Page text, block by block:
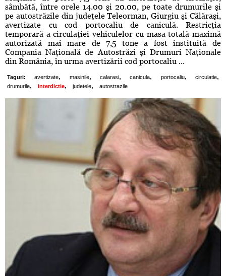
sâmbătă, între orele 14.00 şi 20.00, pe toate drumurile şi
pe autostrăzile din judeţele Teleorman, Giurgiu şi Călăraşi,
avertizate cu cod portocaliu de caniculă. Restricţia
temporară a circulaţiei vehiculelor cu masa totală maximă
autorizată mai mare de 7,5 tone a fost instituită de
Compania Naţională de Autostrăzi şi Drumuri Naţionale
din România, în urma avertizării cod portocaliu ...
Taguri: avertizate, masinile, calarasi, canicula, portocaliu, circulatie,
drumurile, interdictie, judetele, autostrazile